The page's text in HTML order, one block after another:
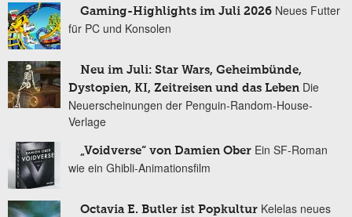
Gaming-Highlights im Juli 2026 Neues Futter
für PC und Konsolen
Neu im Juli: Star Wars, Geheimbünde,
Dystopien, KI, Zeitreisen und das Leben Die
Neuerscheinungen der Penguin-Random-House-
Verlage
„Voidverse“ von Damien Ober Ein SF-Roman
wie ein Ghibli-Animationsfilm
Octavia E. Butler ist Popkultur Kelelas neues